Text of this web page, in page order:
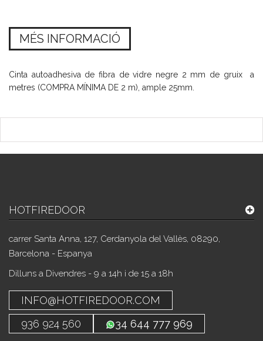
MÉS INFORMACIÓ
Cinta autoadhesiva de fibra de vidre negre 2 mm de gruix a
metres (COMPRA MÍNIMA DE 2 m), ample 25mm.
HOTFIREDOOR
carrer Santa Anna, 127, Cerdanyola del Vallès, 08290,
Barcelona - Espanya
Dilluns a Divendres - 9 a 14h i de 15 a 18h
INFO@HOTFIREDOOR.COM
936 924 560
34 644 777 969